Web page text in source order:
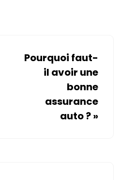
Pourquoi faut-
il avoir une
bonne
assurance
auto ?»